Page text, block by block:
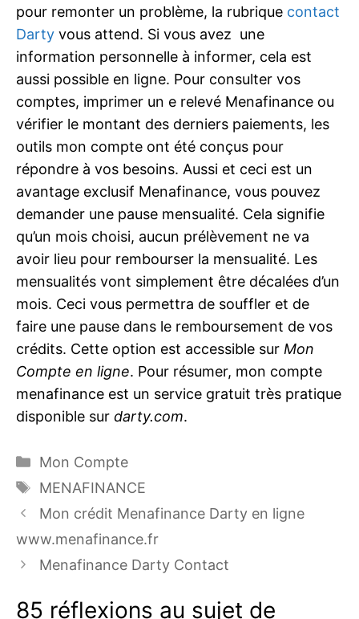
pour remonter un problème, la rubrique contact
Darty vous attend. Si vous avez une
information personnelle à informer, cela est
aussi possible en ligne. Pour consulter vos
comptes, imprimer un e relevé Menafinance ou
vérifier le montant des derniers paiements, les
outils mon compte ont été conçus pour
répondre à vos besoins. Aussi et ceci est un
avantage exclusif Menafinance, vous pouvez
demander une pause mensualité. Cela signifie
qu’un mois choisi, aucun prélèvement ne va
avoir lieu pour rembourser la mensualité. Les
mensualités vont simplement être décalées d’un
mois. Ceci vous permettra de souffler et de
faire une pause dans le remboursement de vos
crédits. Cette option est accessible sur Mon
Compte en ligne. Pour résumer, mon compte
menafinance est un service gratuit très pratique
disponible sur darty.com.
Catégories
Mon Compte
Étiquettes
MENAFINANCE
Mon crédit Menafinance Darty en ligne
www.menafinance.fr
Menafinance Darty Contact
85 réflexions au sujet de